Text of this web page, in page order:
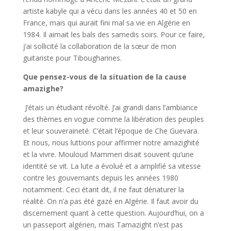
artiste kabyle qui a vécu dans les années 40 et 50 en
France, mais qui aurait fini mal sa vie en Algérie en
1984. Il aimait les bals des samedis soirs. Pour ce faire,
j’ai sollicité la collaboration de la sœur de mon
guitariste pour Tibougharines.
Que pensez-vous de la situation de la cause
amazighe?
J’étais un étudiant révolté. J’ai grandi dans l’ambiance
des thèmes en vogue comme la libération des peuples
et leur souveraineté. C’était l’époque de Che Guevara.
Et nous, nous luttions pour affirmer notre amazighité
et la vivre. Mouloud Mammeri disait souvent qu’une
identité se vit. La lute a évolué et a amplifié sa vitesse
contre les gouvernants depuis les années 1980
notamment. Ceci étant dit, il ne faut dénaturer la
réalité. On n’a pas été gazé en Algérie. Il faut avoir du
discernement quant à cette question. Aujourd’hui, on a
un passeport algérien, mais Tamazight n’est pas